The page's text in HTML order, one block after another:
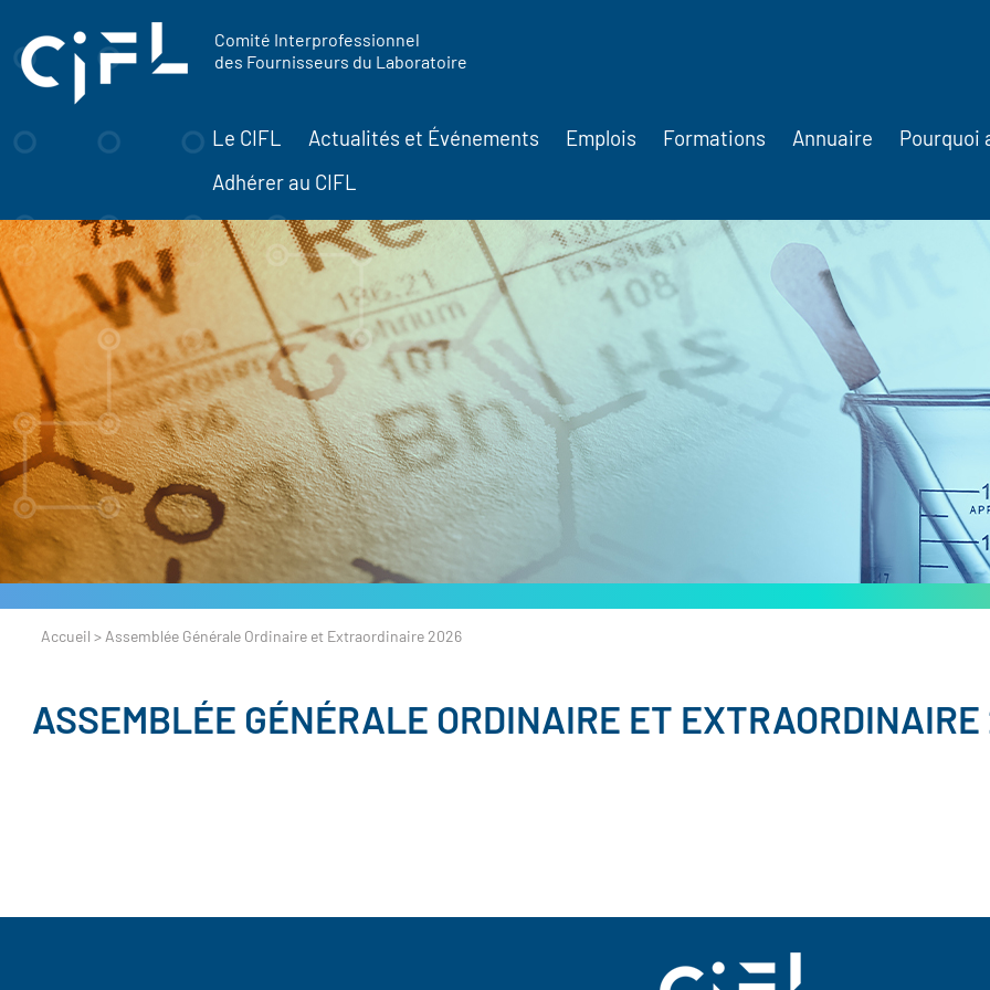
Comité Interprofessionnel
des Fournisseurs du Laboratoire
Le CIFL Actualités et Événements Emplois Formations Annuaire Pourquoi
Adhérer au CIFL
Accueil > Assemblée Générale Ordinaire et Extraordinaire 2026
ASSEMBLÉE GÉNÉRALE ORDINAIRE ET